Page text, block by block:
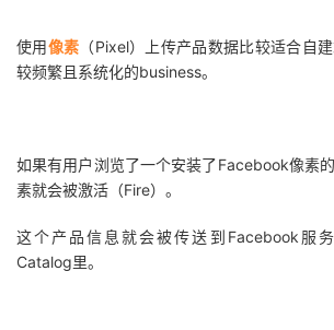
使用像素 （Pixel）上传产品数据比较适合自
较频繁且系统化的business。
如果有用户浏览了一个安装了Facebook像素
素就会被激活（Fire）。
这个产品信息就会被传送到Facebook服
Catalog里。